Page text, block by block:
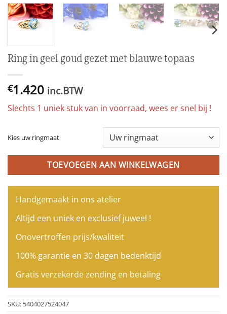
Ring in geel goud gezet met blauwe topaas
€1.420 inc.BTW
Slechts 1 uniek stuk van in voorraad, wees er snel bij !
Kies uw ringmaat
TOEVOEGEN AAN WINKELWAGEN
Handgemaakt in ons atelier
Altijd een uniek en exclusief juweel !
Onovertroffen prijs/kwaliteit
100% garantie en 30 dagen bedenktijd
Gratis verzekerde zending en betaling
SKU: 5404027524047